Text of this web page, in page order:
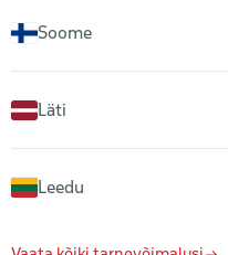
Soome
Läti
Leedu